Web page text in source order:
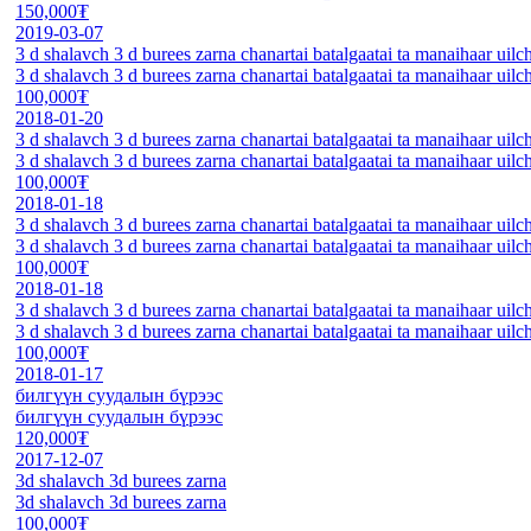
150,000₮
2019-03-07
3 d shalavch 3 d burees zarna chanartai batalgaatai ta manaihaar
3 d shalavch 3 d burees zarna chanartai batalgaatai ta manaihaar
100,000₮
2018-01-20
3 d shalavch 3 d burees zarna chanartai batalgaatai ta manaihaar
3 d shalavch 3 d burees zarna chanartai batalgaatai ta manaihaar
100,000₮
2018-01-18
3 d shalavch 3 d burees zarna chanartai batalgaatai ta manaihaar
3 d shalavch 3 d burees zarna chanartai batalgaatai ta manaihaar
100,000₮
2018-01-18
3 d shalavch 3 d burees zarna chanartai batalgaatai ta manaihaar
3 d shalavch 3 d burees zarna chanartai batalgaatai ta manaihaar
100,000₮
2018-01-17
билгүүн суудалын бүрээс
билгүүн суудалын бүрээс
120,000₮
2017-12-07
3d shalavch 3d burees zarna
3d shalavch 3d burees zarna
100,000₮